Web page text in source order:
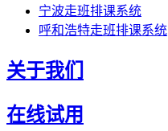
宁波走班排课系统
呼和浩特走班排课系统
关于我们
在线试用